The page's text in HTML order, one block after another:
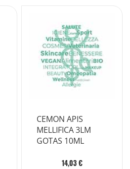
CEMON APIS
MELLIFICA 3LM
GOTAS 10ML
14,03 €